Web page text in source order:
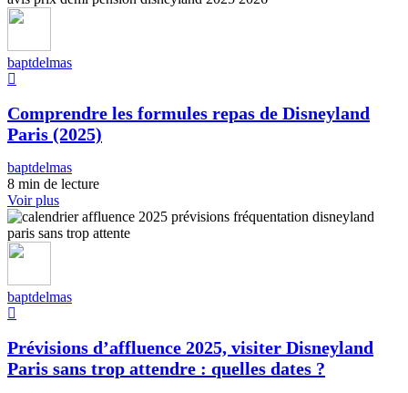
baptdelmas
Comprendre les formules repas de Disneyland
Paris (2025)
baptdelmas
8 min de lecture
Voir plus
baptdelmas
Prévisions d’affluence 2025, visiter Disneyland
Paris sans trop attendre : quelles dates ?